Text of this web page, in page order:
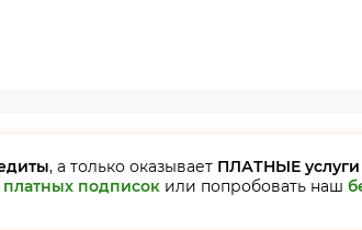
, а только оказывает ПЛАТНЫЕ услуги
подписок или попробовать наш